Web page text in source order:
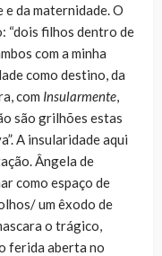
e da maternidade. O
“dois filhos dentro de
com a minha
como destino, da
com Insularmente,
são grilhões estas
A insularidade aqui
Ângela de
como espaço de
um êxodo de
o trágico,
ferida aberta no